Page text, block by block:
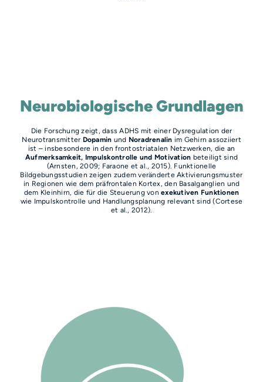
Neurobiologische Grundlagen
Die Forschung zeigt, dass ADHS mit einer Dysregulation der
Neurotransmitter Dopamin und Noradrenalin im Gehirn assoziiert
ist – insbesondere in den frontostriatalen Netzwerken, die an
Aufmerksamkeit, Impulskontrolle und Motivation beteiligt sind
(Arnsten, 2009; Faraone et al., 2015). Funktionelle
Bildgebungsstudien zeigen zudem veränderte Aktivierungsmuster
in Regionen wie dem präfrontalen Kortex, den Basalganglien und
dem Kleinhirn, die für die Steuerung von exekutiven Funktionen
wie Impulskontrolle und Handlungsplanung relevant sind (Cortese
et al., 2012).